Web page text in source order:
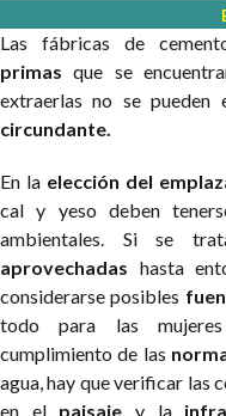
Las fábricas de
primasque se
extraerlas no se pueden
circundante.
En la elección del
cal y yeso deben
ambientales. Si se
aprovechadas hasta
considerarse posibles
todo para las
cumplimiento de las
agua, hay que verificar las
en el paisaje y la